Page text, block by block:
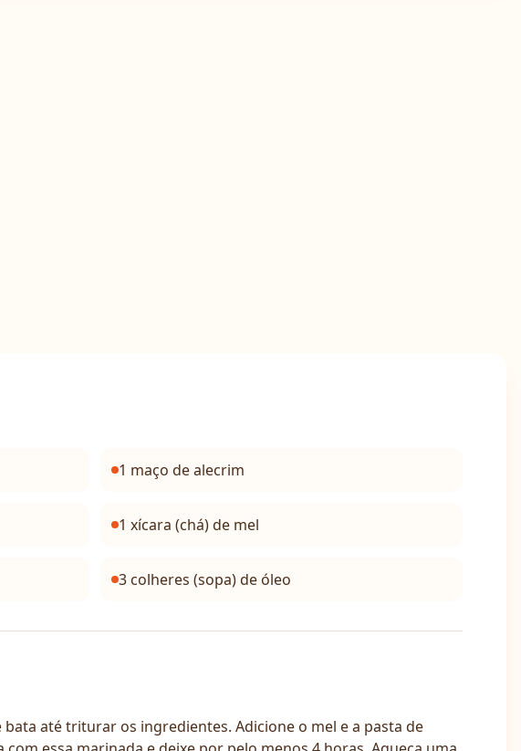
1 maço de alecrim
1 xícara (chá) de mel
3 colheres (sopa) de óleo
até triturar os ingredientes. Adicione o mel e a pasta de